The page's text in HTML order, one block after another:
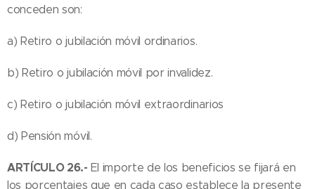
conceden son:
a) Retiro o jubilación móvil ordinarios.
b) Retiro o jubilación móvil por invalidez.
c) Retiro o jubilación móvil extraordinarios
d) Pensión móvil.
ARTÍCULO 26.- El importe de los beneficios se fijará en
los porcentajes que en cada caso establece la presente